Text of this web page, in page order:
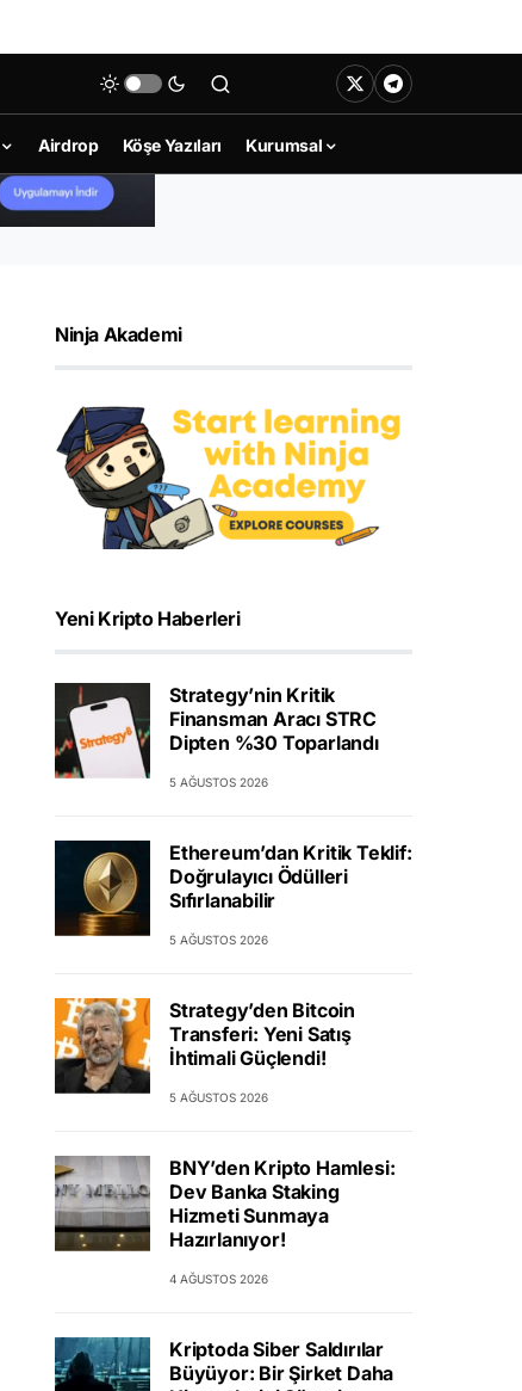
Airdrop Köşe Yazıları Kurumsal
Ninja Akademi
Yeni Kripto Haberleri
Strategy’nin Kritik
Finansman Aracı STRC
Dipten %30 Toparlandı
5 AĞUSTOS 2026
Ethereum’dan Kritik Teklif:
Doğrulayıcı Ödülleri
Sıfırlanabilir
5 AĞUSTOS 2026
Strategy’den Bitcoin
Transferi: Yeni Satış
İhtimali Güçlendi!
5 AĞUSTOS 2026
BNY’den Kripto Hamlesi:
Dev Banka Staking
Hizmeti Sunmaya
Hazırlanıyor!
4 AĞUSTOS 2026
Kriptoda Siber Saldırılar
Büyüyor: Bir Şirket Daha